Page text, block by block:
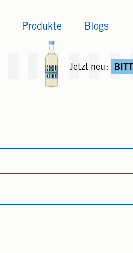
Produkte Blogs
Jetzt neu: